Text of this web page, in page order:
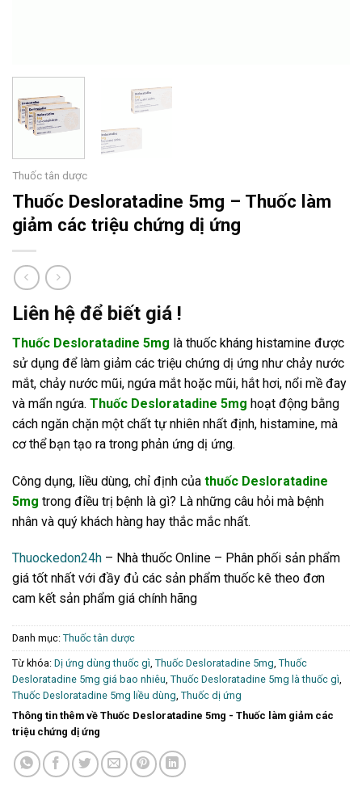
Thuốc tân dược
Thuốc Desloratadine 5mg – Thuốc làm
giảm các triệu chứng dị ứng
Liên hệ để biết giá !
Thuốc Desloratadine 5mg là thuốc kháng histamine được
sử dụng để làm giảm các triệu chứng dị ứng như chảy nước
mắt, chảy nước mũi, ngứa mắt hoặc mũi, hắt hơi, nổi mề đay
và mẩn ngứa. Thuốc Desloratadine 5mg hoạt động bằng
cách ngăn chặn một chất tự nhiên nhất định, histamine, mà
cơ thể bạn tạo ra trong phản ứng dị ứng.
Công dụng, liều dùng, chỉ định của thuốc Desloratadine
5mg trong điều trị bệnh là gì? Là những câu hỏi mà bệnh
nhân và quý khách hàng hay thắc mắc nhất.
Thuockedon24h – Nhà thuốc Online – Phân phối sản phẩm
giá tốt nhất với đầy đủ các sản phẩm thuốc kê theo đơn
cam kết sản phẩm giá chính hãng
Danh mục: Thuốc tân dược
Từ khóa: Dị ứng dùng thuốc gì, Thuốc Desloratadine 5mg, Thuốc
Desloratadine 5mg giá bao nhiêu, Thuốc Desloratadine 5mg là thuốc gì,
Thuốc Desloratadine 5mg liều dùng, Thuốc dị ứng
Thông tin thêm về Thuốc Desloratadine 5mg - Thuốc làm giảm các
triệu chứng dị ứng